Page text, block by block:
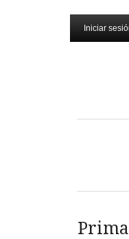
Iniciar